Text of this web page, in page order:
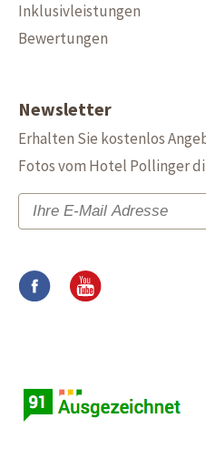
Inklusivleistungen
Bewertungen
Newsletter
Erhalten Sie kostenlos
Fotos vom Hotel Pollinger